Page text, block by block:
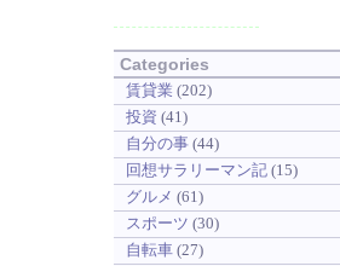
Categories
賃貸業 (202)
投資 (41)
自分の事(44)
回想サラリーマン記(15)
グルメ (61)
スポーツ (30)
自転車(27)